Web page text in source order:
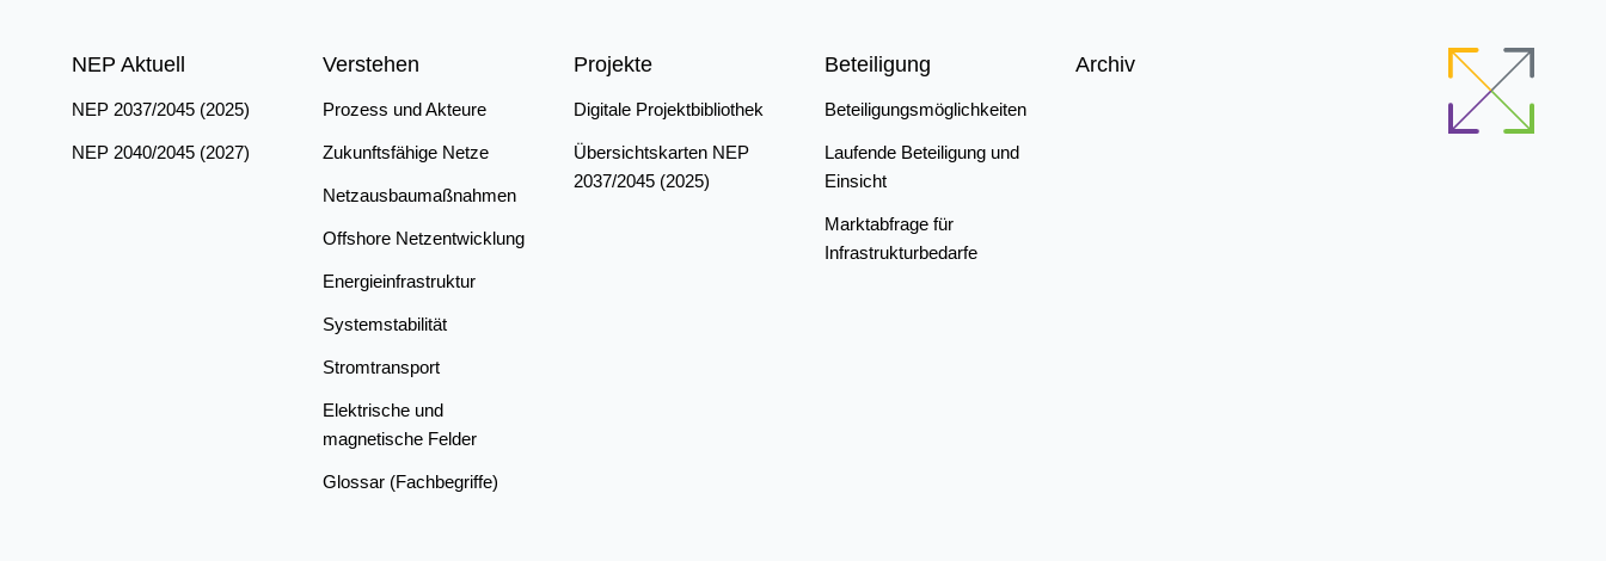
NEP Aktuell
NEP 2037/2045 (2025)
NEP 2040/2045 (2027)
Verstehen
Prozess und Akteure
Zukunftsfähige Netze
Netzausbaumaßnahmen
Offshore Netzentwicklung
Energieinfrastruktur
Systemstabilität
Stromtransport
Elektrische und
magnetische Felder
Glossar (Fachbegriffe)
Projekte
Digitale Projektbibliothek
Übersichtskarten NEP
2037/2045 (2025)
Beteiligung
Beteiligungsmöglichkeiten
Laufende Beteiligung und
Einsicht
Marktabfrage für
Infrastrukturbedarfe
Archiv